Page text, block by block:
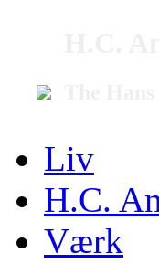
Liv
H.C.
Værk